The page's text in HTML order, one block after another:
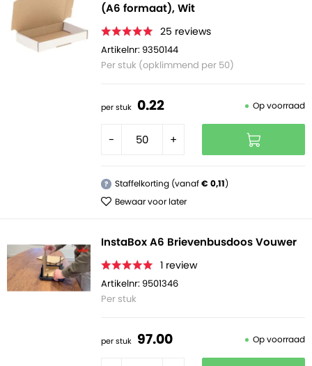
(A6 formaat), Wit
25 reviews
Artikelnr: 9350144
Per stuk (opklimmend per 50)
per stuk 0.22 Op voorraad
- +
? Staffelkorting (vanaf€ 0,11)
Bewaar voor later
InstaBox A6 Brievenbusdoos Vouwer
1 review
Artikelnr: 9501346
Per stuk
per stuk 97.00 Op voorraad